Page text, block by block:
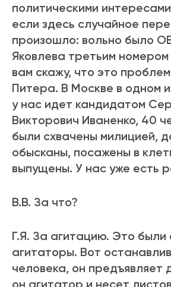
политическими
если здесь случайное
произошло: вольно было
Яковлева третьим номером
вам скажу, что это
Питера. В Москве в одном
у нас идет кандидатом
Викторович Иваненко, 40
были схвачены милицией,
обысканы, посажены в
выпущены. У нас уже есть
В.В. За что?
Г.Я. За агитацию. Это были
агитаторы. Вот
человека, он предъявляет
он агитатор и несет